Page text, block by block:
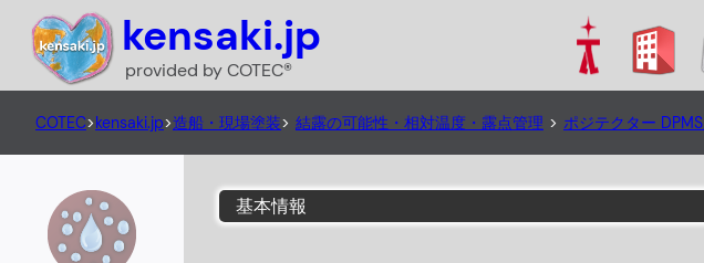
kensaki.jp
provided by COTEC®
COTEC>kensaki.jp>造船・現場塗装> 結露の可能性・相対温度・露点管理 > ポジテクター
基本情報